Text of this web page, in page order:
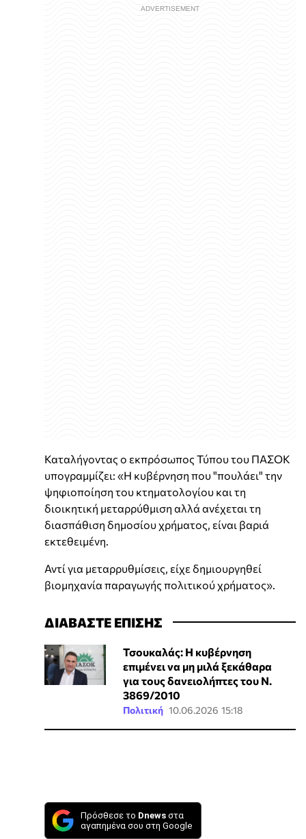
Καταλήγοντας ο εκπρόσωπος Τύπου του ΠΑΣΟΚ
υπογραμμίζει: «Η κυβέρνηση που "πουλάει" την
ψηφιοποίηση του κτηματολογίου και τη
διοικητική μεταρρύθμιση αλλά ανέχεται τη
διασπάθιση δημοσίου χρήματος, είναι βαριά
εκτεθειμένη.
Αντί για μεταρρυθμίσεις, είχε δημιουργηθεί
βιομηχανία παραγωγής πολιτικού χρήματος».
ΔΙΑΒΑΣΤΕ ΕΠΙΣΗΣ
Τσουκαλάς: Η κυβέρνηση
επιμένει να μη μιλά ξεκάθαρα
για τους δανειολήπτες του Ν.
3869/2010
Πολιτική 10.06.2026 15:18
Πρόσθεσε το Dnews στα
αγαπημένα σου στη Google